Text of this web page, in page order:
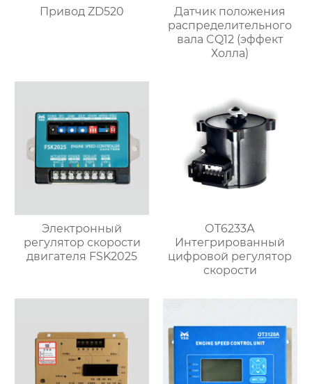
Привод ZD520
Датчик положения
распределительного
вала CQ12 (эффект
Холла)
Электронный
регулятор скорости
двигателя FSK2025
ОТ6233А
Интегрированный
цифровой регулятор
скорости